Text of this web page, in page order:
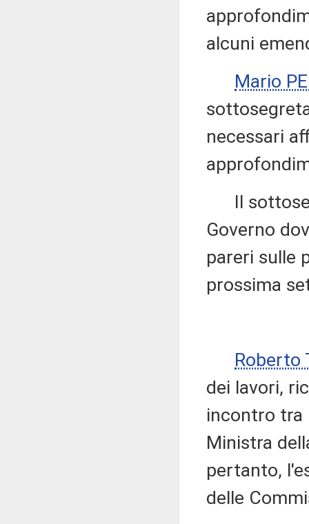
alcuni
Mario
necessari
Il
Governo
pareri sulle
prossima
Roberto
dei lavori,
incontro tra
Ministra
pertanto,
delle